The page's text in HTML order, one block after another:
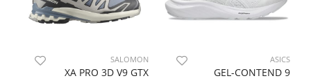
ASICS
GEL-CONTEND 9
SALOMON
XA PRO 3D V9 GTX